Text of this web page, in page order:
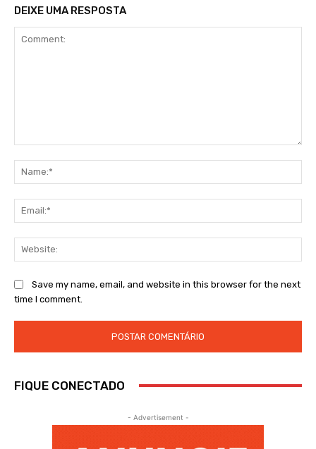
DEIXE UMA RESPOSTA
Save my name, email, and website in this browser for the next
time I comment.
FIQUE CONECTADO
- Advertisement -